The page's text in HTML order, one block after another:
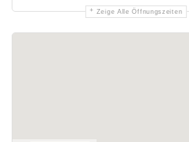
Zeige Alle Öffnungszeiten